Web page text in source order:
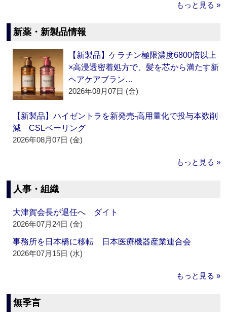
もっと見る »
新薬・新製品情報
【新製品】ケラチン極限濃度6800倍以上
×高浸透密着処方で、髪を芯から満たす新
ヘアケアブラン…
2026年08月07日 (金)
【新製品】ハイゼントラを新発売‐高用量化で投与本数削
減 CSLベーリング
2026年08月07日 (金)
もっと見る »
人事・組織
大津賀会長が退任へ ダイト
2026年07月24日 (金)
事務所を日本橋に移転 日本医療機器産業連合会
2026年07月15日 (水)
もっと見る »
無季言